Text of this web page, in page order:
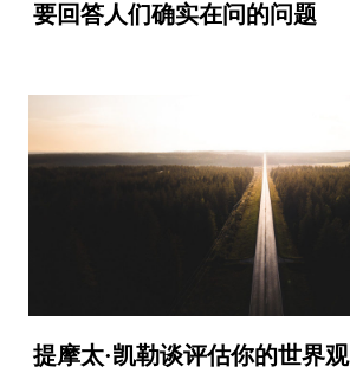
要回答人们确实在问的问题
提摩太·凯勒谈评估你的世界观